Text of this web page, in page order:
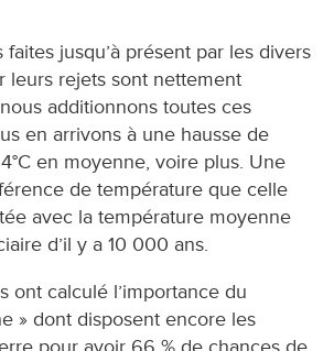
faites jusqu’à présent par les divers
leurs rejets sont nettement
additionnons toutes ces
en arrivons à une hausse de
en moyenne, voire plus. Une
de température que celle
avec la température moyenne
d’il y a 10 000 ans.
ont calculé l’importance du
» dont disposent encore les